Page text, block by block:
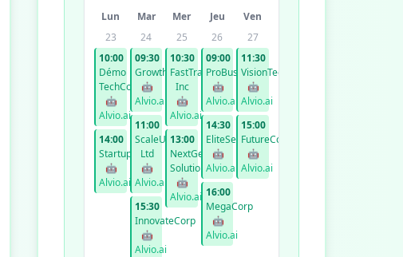
Lun Mar Mer Jeu
Ven
23
10:00
Démo
TechCorp
🤖
Alvio.ai
14:00
StartupXYZ
🤖
Alvio.ai
24
09:30
GrowthCo
🤖
Alvio.ai
11:00
ScaleUp
Ltd
🤖
Alvio.ai
15:30
InnovateCorp
🤖
Alvio.ai
25
10:30
FastTrack
Inc
🤖
Alvio.ai
13:00
NextGen
Solutions
🤖
Alvio.ai
26
09:00
ProBusiness
🤖
Alvio.ai
14:30
EliteServices
🤖
Alvio.ai
16:00
MegaCorp
🤖
Alvio.ai
27
11:30
VisionTech
🤖
Alvio.ai
15:00
FutureCorp
🤖
Alvio.ai